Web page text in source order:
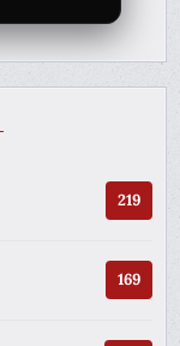
219
169